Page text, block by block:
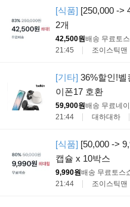
[식품] [250,000 ->
2개
42,500원배송 무료 토
21:45
조이스틱맨
[기타] 36%할인!벨
이폰17 호환
59,900원배송 무료네
21:44
대하대하
[식품] [50,000 ->
캡슐 x 10박스
9,990원배송 무료 토스
21:44
조이스틱맨